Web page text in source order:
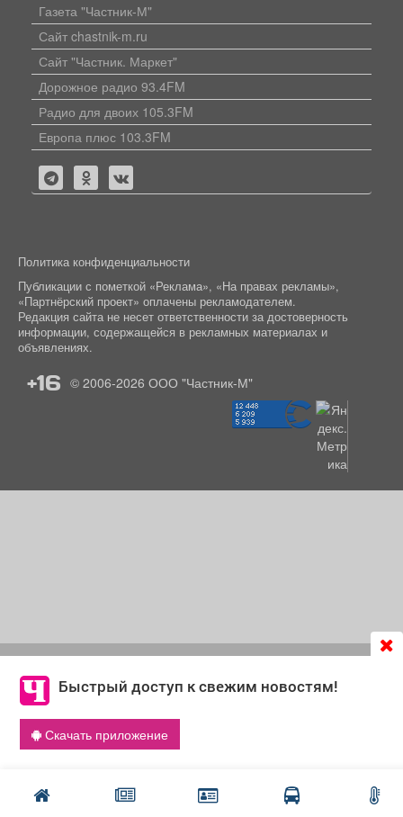
Быстрый доступ к свежим новостям!
Скачать приложение
согласие на обработку файлов cookie, которые
обеспечивают корректную работу сайта и сбора
информации для улучшения качества сервисов.
Что такое cookie
Газета "Частник-М"
Сайт chastnik-m.ru
Сайт "Частник. Маркет"
Дорожное радио 93.4FM
Радио для двоих 105.3FM
Европа плюс 103.3FM
Политика конфиденциальности
Публикации с пометкой «Реклама», «На правах рекламы»,
«Партнёрский проект» оплачены рекламодателем.
Редакция сайта не несет ответственности за достоверность
информации, содержащейся в рекламных материалах и
объявлениях.
+16 © 2006-2026 ООО "Частник-М"